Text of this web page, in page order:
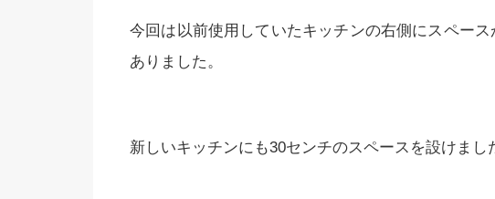
今回は以前使用していたキッチンの右側にスペー
ありました。
新しいキッチンにも30センチのスペースを設けまし